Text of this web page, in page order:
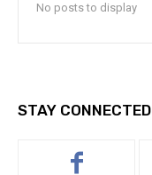
No posts to display
STAY CONNECTED